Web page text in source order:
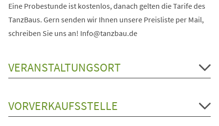
Eine Probestunde ist kostenlos, danach gelten die Tarife des
TanzBaus. Gern senden wir Ihnen unsere Preisliste per Mail,
schreiben Sie uns an! Info@tanzbau.de
VERANSTALTUNGSORT
VORVERKAUFSSTELLE